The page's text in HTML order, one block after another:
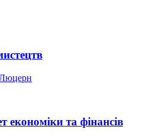
економіки та фінансів